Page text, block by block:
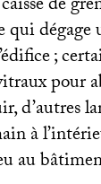
de
qui dégage
;
pour
d’autres
à
au